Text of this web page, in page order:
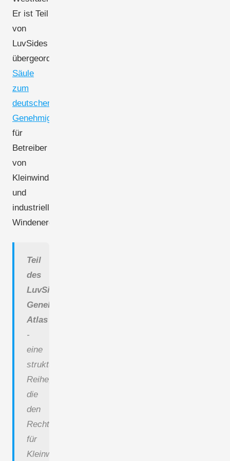
Er ist Teil
von
LuvSides
übergeordneter
Säule
zum
deutschen
Genehmigungsrahmen
für
Betreiber
von
Kleinwindanlagen
und
industrielle
Windenergie.
Teil
des
LuvSide
Genehmigungs-
Atlas
-
eine
strukturierte
Reihe,
die
den
Rechtsrahmen
für
Kleinwindkraftanlagen